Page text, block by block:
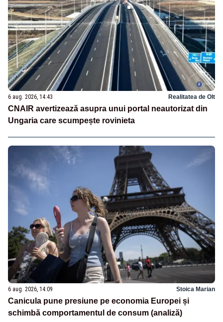
6 aug. 2026, 14:43 Realitatea de Olt
CNAIR avertizează asupra unui portal neautorizat din
Ungaria care scumpește rovinieta
6 aug. 2026, 14:09 Stoica Marian
Canicula pune presiune pe economia Europei și
schimbă comportamentul de consum (analiză)